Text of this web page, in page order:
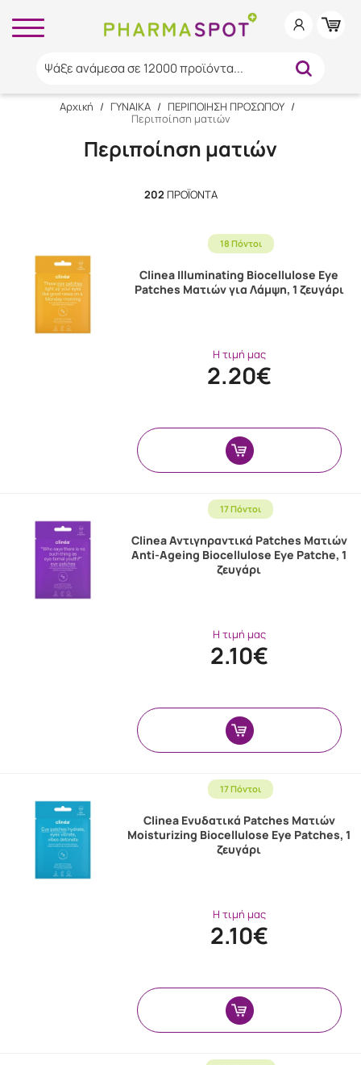
Ψάξε ανάμεσα σε 12000 προϊόντα...
Αρχική / ΓΥΝΑΙΚΑ / ΠΕΡΙΠΟΙΗΣΗ ΠΡΟΣΩΠΟΥ /
Περιποίηση ματιών
Περιποίηση ματιών
202 ΠΡΟΪΌΝΤΑ
18 Πόντοι
Clinea Illuminating Biocellulose Eye
Patches Ματιών για Λάμψη, 1 ζευγάρι
Η τιμή μας
2.20€
17 Πόντοι
Clinea Αντιγηραντικά Patches Ματιών
Anti-Ageing Biocellulose Eye Patche, 1
ζευγάρι
Η τιμή μας
2.10€
17 Πόντοι
Clinea Ενυδατικά Patches Ματιών
Moisturizing Biocellulose Eye Patches, 1
ζευγάρι
Η τιμή μας
2.10€